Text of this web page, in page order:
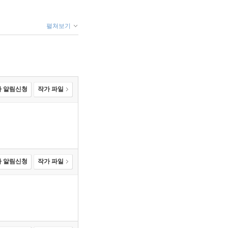
펼쳐보기
알림신청 작가 파일
알림신청 작가 파일